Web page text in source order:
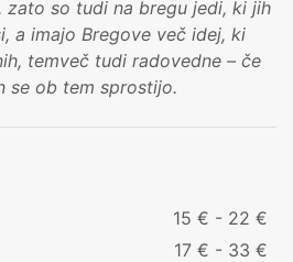
zato so tudi na bregu jedi, ki jih
a imajo Bregove več idej, ki
temveč tudi radovedne – če
se ob tem sprostijo.
15 € - 22 €
17 € - 33 €